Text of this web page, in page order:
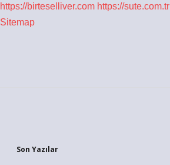
https://birteselliver.com https://sute.com.tr
Sitemap
Son Yazılar